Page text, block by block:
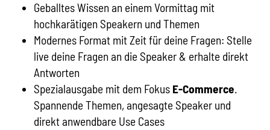
Geballtes Wissen an einem Vormittag mit
hochkarätigen Speakern und Themen
Modernes Format mit Zeit für deine Fragen: Stelle
live deine Fragen an die Speaker & erhalte direkt
Antworten
Spezialausgabe mit dem Fokus E-Commerce.
Spannende Themen, angesagte Speaker und
direkt anwendbare Use Cases